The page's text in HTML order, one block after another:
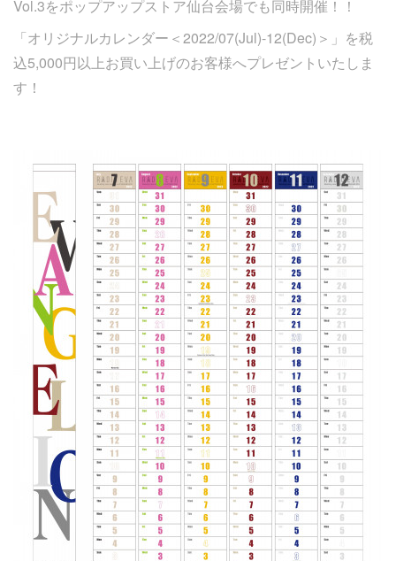
Vol.3をポップアップストア仙台会場でも同時開催！！
「オリジナルカレンダー＜2022/07(Jul)-12(Dec)＞」を税
込5,000円以上お買い上げのお客様へプレゼントいたしま
す！